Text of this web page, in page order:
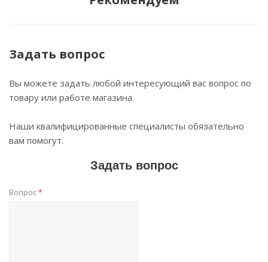
Задать вопрос
Вы можете задать любой интересующий вас вопрос по
товару или работе магазина.
Наши квалифицированные специалисты обязательно
вам помогут.
Задать вопрос
Вопрос*